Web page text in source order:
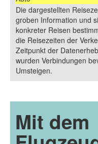
Die dargestellten
groben Information und
konkreter Reisen
die Reisezeiten der
Zeitpunkt der
wurden Verbindungen
Umsteigen.
Mit dem